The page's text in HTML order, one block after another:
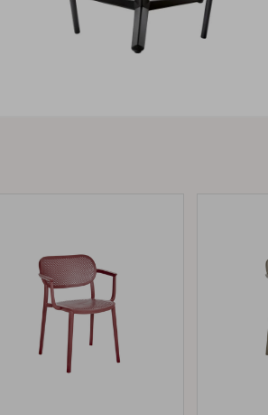
Lomma